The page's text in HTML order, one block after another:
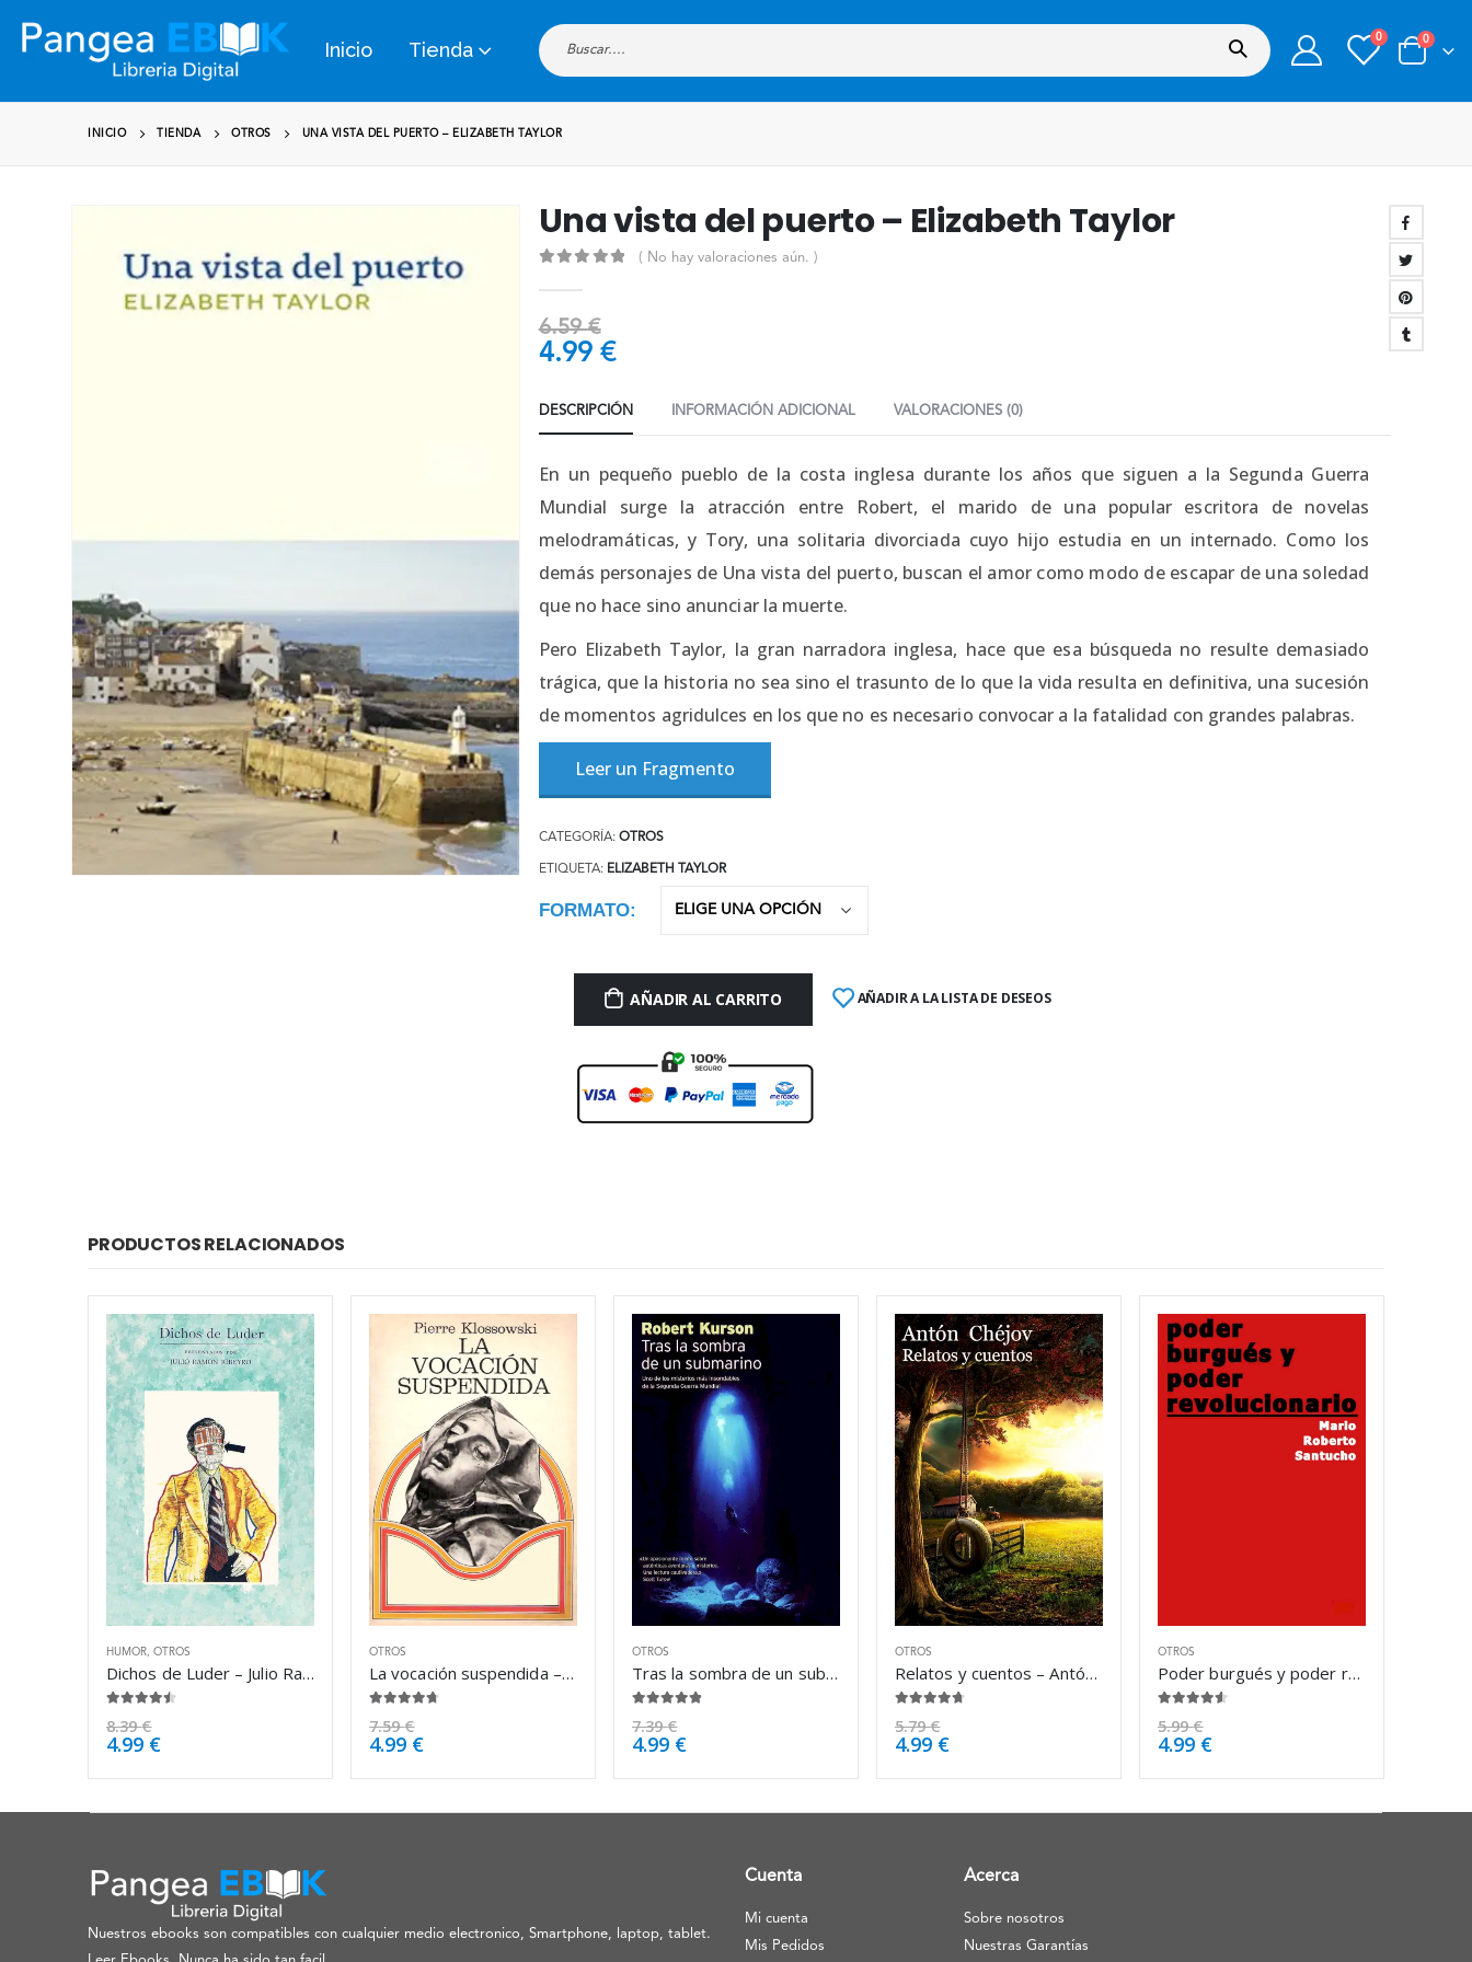
Inicio Tienda
0 0
INICIO TIENDA OTROS UNA VISTA DEL PUERTO – ELIZABETH TAYLOR
Una vista del puerto – Elizabeth Taylor
( No hay valoraciones aún. )
6.59€
4.99 €
DESCRIPCIÓN INFORMACIÓN ADICIONAL VALORACIONES (0)
En un pequeño pueblo de la costa inglesa durante los años que siguen a la Segunda Guerra
Mundial surge la atracción entre Robert, el marido de una popular escritora de novelas
melodramáticas, y Tory, una solitaria divorciada cuyo hijo estudia en un internado. Como los
demás personajes de Una vista del puerto, buscan el amor como modo de escapar de una soledad
que no hace sino anunciar la muerte.
Pero Elizabeth Taylor, la gran narradora inglesa, hace que esa búsqueda no resulte demasiado
trágica, que la historia no sea sino el trasunto de lo que la vida resulta en definitiva, una sucesión
de momentos agridulces en los que no es necesario convocar a la fatalidad con grandes palabras.
Leer un Fragmento
CATEGORÍA: OTROS
ETIQUETA: ELIZABETH TAYLOR
FORMATO
AÑADIR AL CARRITO AÑADIR A LA LISTA DE DESEOS
PRODUCTOS RELACIONADOS
HUMOR OTROS
Dichos de Luder – Julio Ramón Ribeyro
8.39€
4.99 €
OTROS
La vocación suspendida – Pierre Klossowski
7.59€
4.99 €
OTROS
Tras la sombra de un submarino – Robert Kurson
7.39€
4.99 €
OTROS
Relatos y cuentos – Antón Chéjov
5.79€
4.99 €
OTROS
Poder burgués y poder revolucionario – Mario Roberto Santucho
5.99€
4.99 €
Nuestros ebooks son compatibles con cualquier medio electronico, Smartphone, laptop, tablet.
Cuenta
Mi cuenta
Mis Pedidos
Acerca
Sobre nosotros
Nuestras Garantías